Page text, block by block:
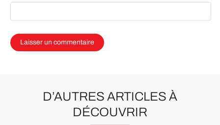
D’AUTRES ARTICLES À
DÉCOUVRIR